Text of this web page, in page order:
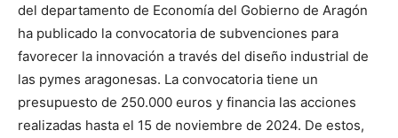
del departamento de Economía del Gobierno de Aragón
ha publicado la convocatoria de subvenciones para
favorecer la innovación a través del diseño industrial de
las pymes aragonesas. La convocatoria tiene un
presupuesto de 250.000 euros y financia las acciones
realizadas hasta el 15 de noviembre de 2024. De estos,